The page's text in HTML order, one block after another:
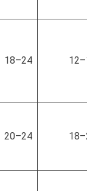
18–24
20–24